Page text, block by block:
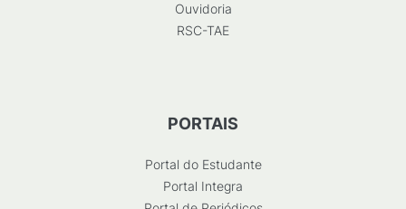
Ouvidoria
RSC-TAE
PORTAIS
Portal do Estudante
Portal Integra